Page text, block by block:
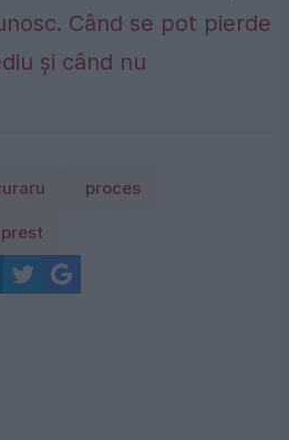
Când se pot pierde
și când nu
proces